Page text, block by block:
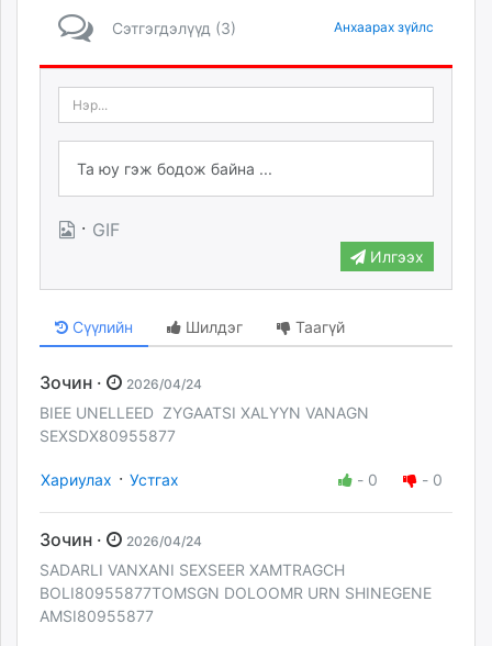
Сэтгэгдэлүүд (3) Анхаарах зүйлс
· GIF
Илгээх
Сүүлийн Шилдэг Таагүй
Зочин · 2026/04/24
BIEE UNELLEED ZYGAATSI XALYYN VANAGN
SEXSDX80955877
Хариулах · Устгах - 0 - 0
Зочин · 2026/04/24
SADARLI VANXANI SEXSEER XAMTRAGCH
BOLI80955877TOMSGN DOLOOMR URN SHINEGENE
AMSI80955877